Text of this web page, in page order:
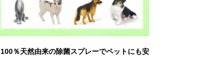
100％天然由来の除菌スプレーでペットにも安